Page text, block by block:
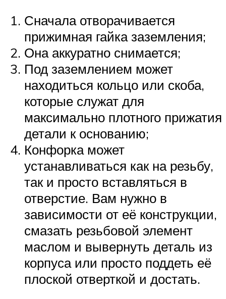
Сначала отворачивается
прижимная гайка заземления;
Она аккуратно снимается;
Под заземлением может
находиться кольцо или скоба,
которые служат для
максимально плотного прижатия
детали к основанию;
Конфорка может
устанавливаться как на резьбу,
так и просто вставляться в
отверстие. Вам нужно в
зависимости от её конструкции,
смазать резьбовой элемент
маслом и вывернуть деталь из
корпуса или просто поддеть её
плоской отверткой и достать.